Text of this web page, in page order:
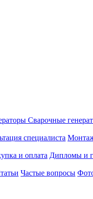
Сварочные
специалиста
и оплата Дипломы и
Частые вопросы